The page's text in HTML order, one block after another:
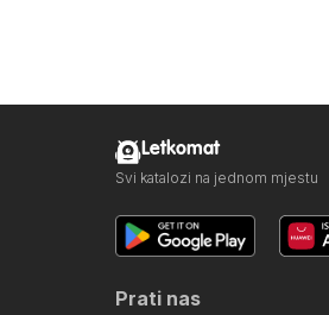
Letkomat
Svi katalozi na jednom mjestu
Prati nas